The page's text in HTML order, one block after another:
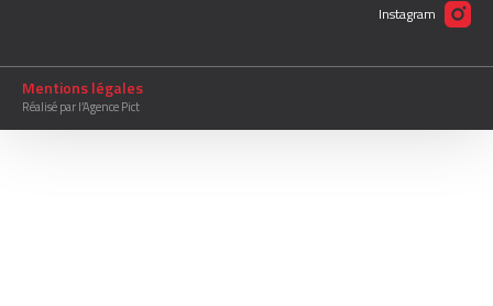
Instagram
Mentions légales
Réalisé par l’Agence Pict